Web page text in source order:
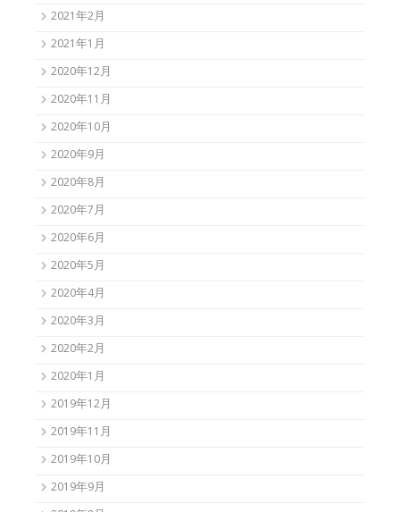
2021年2月
2021年1月
2020年12月
2020年11月
2020年10月
2020年9月
2020年8月
2020年7月
2020年6月
2020年5月
2020年4月
2020年3月
2020年2月
2020年1月
2019年12月
2019年11月
2019年10月
2019年9月